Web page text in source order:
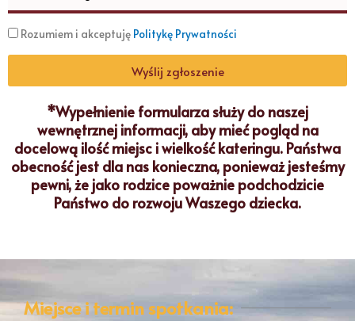
Rozumiem i akceptuję Politykę Prywatności
Wyślij zgłoszenie
*Wypełnienie formularza służy do naszej
wewnętrznej informacji, aby mieć pogląd na
docelową ilość miejsc i wielkość kateringu. Państwa
obecność jest dla nas konieczna, ponieważ jesteśmy
pewni, że jako rodzice poważnie podchodzicie
Państwo do rozwoju Waszego dziecka.
Miejsce i termin spotkania: